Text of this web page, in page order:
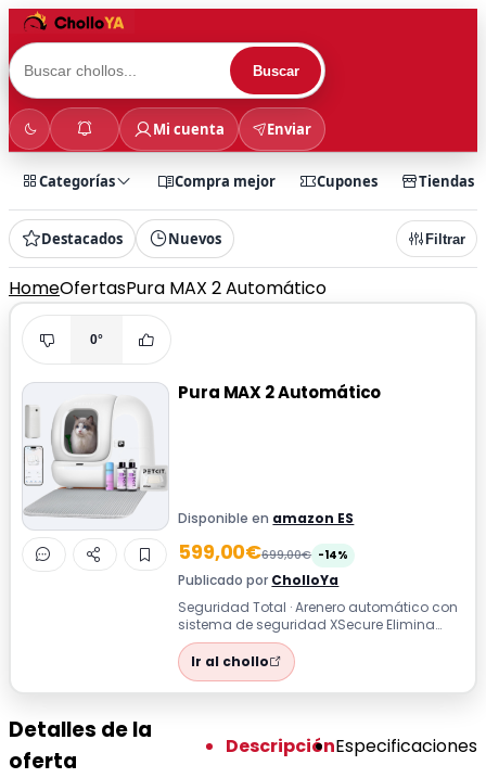
Buscar
Mi cuenta Enviar
Categorías Compra mejor Cupones Tiendas
Destacados Nuevos Filtrar
HomeOfertasPura MAX 2 Automático
0°
Pura MAX 2 Automático
Disponible en amazon ES
599,00€699,00€ -14%
Publicado por CholloYa
Seguridad Total · Arenero automático con
sistema de seguridad XSecure Elimina
olores control por app y diseño antiata...
Ir al chollo
Detalles de la
oferta
DescripciónEspecificaciones